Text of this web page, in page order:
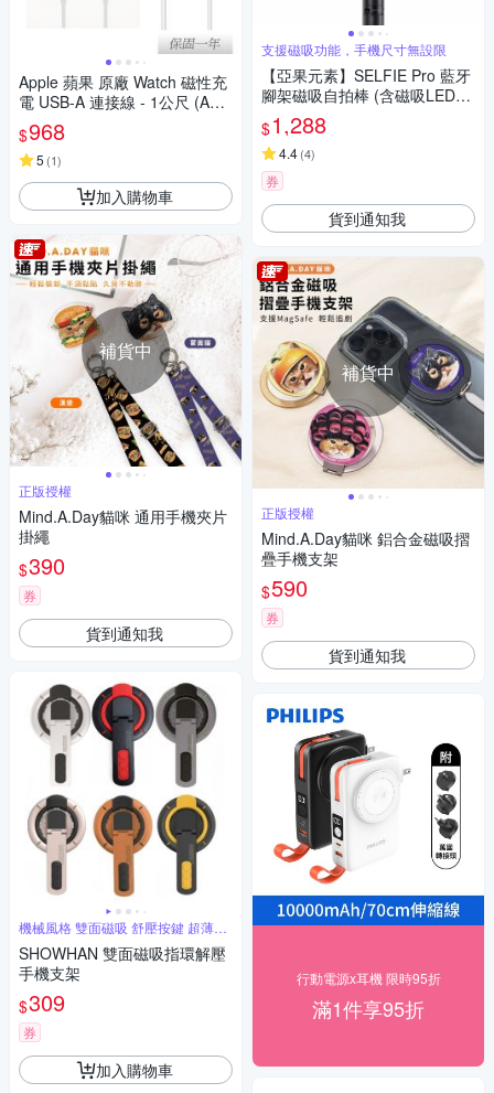
Apple 蘋果 原廠 Watch 磁性充
電 USB-A 連接線 - 1公尺 (A22
55)
$968
5 (1)
加入購物車
補貨中
正版授權
Mind.A.Day貓咪 通用手機夾片
掛繩
$390
券
貨到通知我
機械風格 雙面磁吸 舒壓按鍵 超薄小
巧
SHOWHAN 雙面磁吸指環解壓
手機支架
$309
券
加入購物車
支援磁吸功能，手機尺寸無設限
【亞果元素】SELFIE Pro 藍牙
腳架磁吸自拍棒 (含磁吸LED補
光燈)
$1,288
4.4(4)
券
貨到通知我
補貨中
正版授權
Mind.A.Day貓咪 鋁合金磁吸摺
疊手機支架
$590
券
貨到通知我
行動電源x耳機 限時95折
滿1件享95折